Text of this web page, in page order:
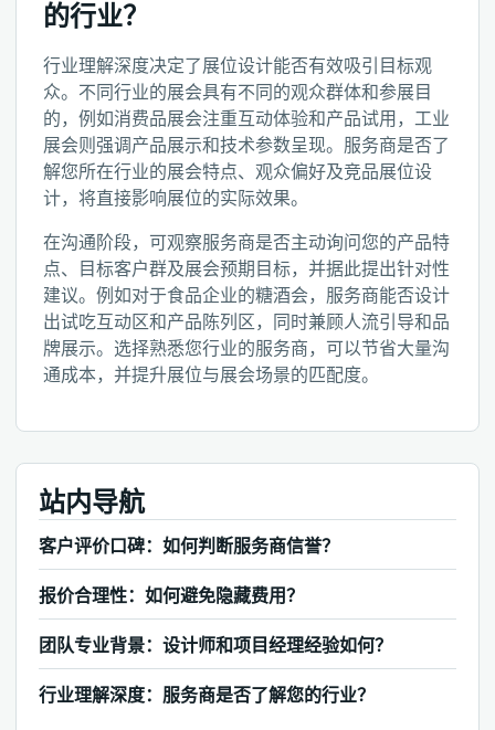
的行业？
行业理解深度决定了展位设计能否有效吸引目标观
众。不同行业的展会具有不同的观众群体和参展目
的，例如消费品展会注重互动体验和产品试用，工业
展会则强调产品展示和技术参数呈现。服务商是否了
解您所在行业的展会特点、观众偏好及竞品展位设
计，将直接影响展位的实际效果。
在沟通阶段，可观察服务商是否主动询问您的产品特
点、目标客户群及展会预期目标，并据此提出针对性
建议。例如对于食品企业的糖酒会，服务商能否设计
出试吃互动区和产品陈列区，同时兼顾人流引导和品
牌展示。选择熟悉您行业的服务商，可以节省大量沟
通成本，并提升展位与展会场景的匹配度。
站内导航
客户评价口碑：如何判断服务商信誉？
报价合理性：如何避免隐藏费用？
团队专业背景：设计师和项目经理经验如何？
行业理解深度：服务商是否了解您的行业？